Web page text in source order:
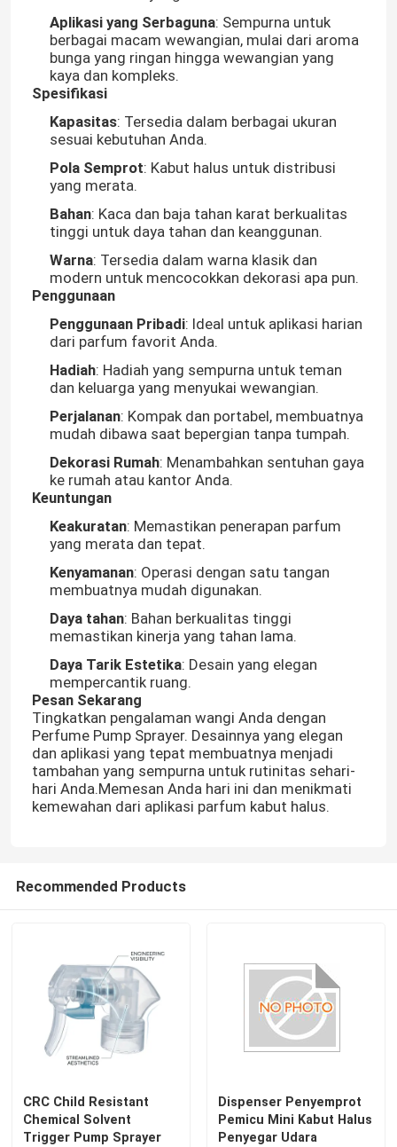
Produk
Tur Pabrik
Kontrol kualitas
Hubungi Kami
Aplikasi yang Serbaguna: Sempurna untuk
berbagai macam wewangian, mulai dari aroma
bunga yang ringan hingga wewangian yang
kaya dan kompleks.
Spesifikasi
Kapasitas: Tersedia dalam berbagai ukuran
sesuai kebutuhan Anda.
Pola Semprot: Kabut halus untuk distribusi
yang merata.
Bahan: Kaca dan baja tahan karat berkualitas
tinggi untuk daya tahan dan keanggunan.
Warna: Tersedia dalam warna klasik dan
modern untuk mencocokkan dekorasi apa pun.
Penggunaan
Penggunaan Pribadi: Ideal untuk aplikasi harian
dari parfum favorit Anda.
Hadiah: Hadiah yang sempurna untuk teman
dan keluarga yang menyukai wewangian.
Perjalanan: Kompak dan portabel, membuatnya
mudah dibawa saat bepergian tanpa tumpah.
Dekorasi Rumah: Menambahkan sentuhan gaya
ke rumah atau kantor Anda.
Keuntungan
Keakuratan: Memastikan penerapan parfum
yang merata dan tepat.
Kenyamanan: Operasi dengan satu tangan
membuatnya mudah digunakan.
Daya tahan: Bahan berkualitas tinggi
memastikan kinerja yang tahan lama.
Daya Tarik Estetika: Desain yang elegan
mempercantik ruang.
Pesan Sekarang
Tingkatkan pengalaman wangi Anda dengan
Perfume Pump Sprayer. Desainnya yang elegan
dan aplikasi yang tepat membuatnya menjadi
tambahan yang sempurna untuk rutinitas sehari-
hari Anda.Memesan Anda hari ini dan menikmati
kemewahan dari aplikasi parfum kabut halus.
Recommended Products
CRC Child Resistant
Chemical Solvent
Trigger Pump Sprayer
Dispenser Penyemprot
Pemicu Mini Kabut Halus
Penyegar Udara